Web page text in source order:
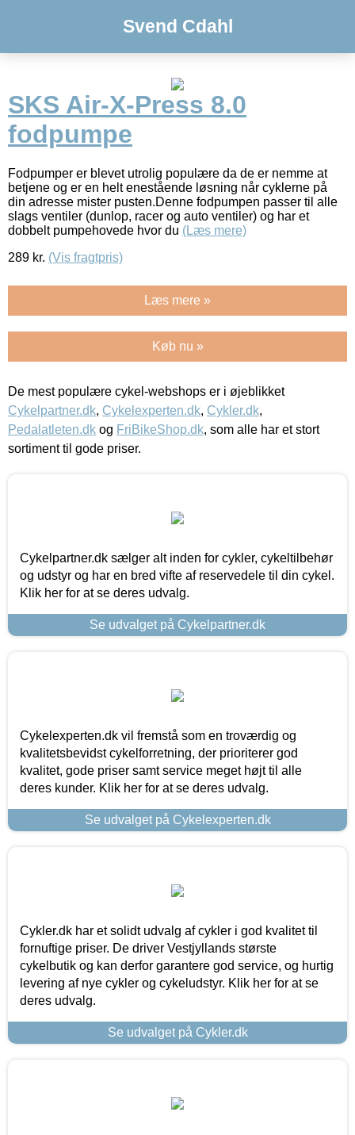
Svend Cdahl
SKS Air-X-Press 8.0
fodpumpe
Fodpumper er blevet utrolig populære da de er nemme at
betjene og er en helt enestående løsning når cyklerne på
din adresse mister pusten.Denne fodpumpen passer til alle
slags ventiler (dunlop, racer og auto ventiler) og har et
dobbelt pumpehovede hvor du (Læs mere)
289 kr. (Vis fragtpris)
Læs mere »
Køb nu »
De mest populære cykel-webshops er i øjeblikket
Cykelpartner.dk, Cykelexperten.dk, Cykler.dk,
Pedalatleten.dk og FriBikeShop.dk, som alle har et stort
sortiment til gode priser.
Cykelpartner.dk sælger alt inden for cykler, cykeltilbehør
og udstyr og har en bred vifte af reservedele til din cykel.
Klik her for at se deres udvalg.
Se udvalget på Cykelpartner.dk
Cykelexperten.dk vil fremstå som en troværdig og
kvalitetsbevidst cykelforretning, der prioriterer god
kvalitet, gode priser samt service meget højt til alle
deres kunder. Klik her for at se deres udvalg.
Se udvalget på Cykelexperten.dk
Cykler.dk har et solidt udvalg af cykler i god kvalitet til
fornuftige priser. De driver Vestjyllands største
cykelbutik og kan derfor garantere god service, og hurtig
levering af nye cykler og cykeludstyr. Klik her for at se
deres udvalg.
Se udvalget på Cykler.dk